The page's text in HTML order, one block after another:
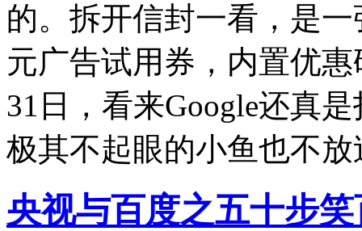
的。拆开信封一看，是一
元广告试用券，内置优
31日，看来Google还真
极其不起眼的小鱼也不
央视与百度之五十步